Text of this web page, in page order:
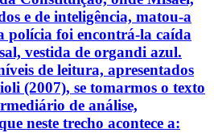
e de inteligência, matou-a
polícia foi encontrá-la caída
vestida de organdi azul.
de leitura, apresentados
(2007), se tomarmos o texto
de análise,
neste trecho acontece a: